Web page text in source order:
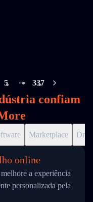
5
More pages
337
confiam
Marketplace
online
a experiência
personalizada pela